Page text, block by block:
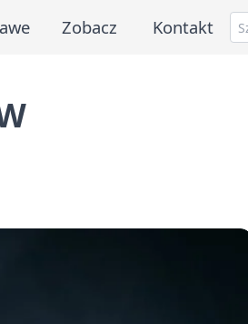
Zobacz Kontakt